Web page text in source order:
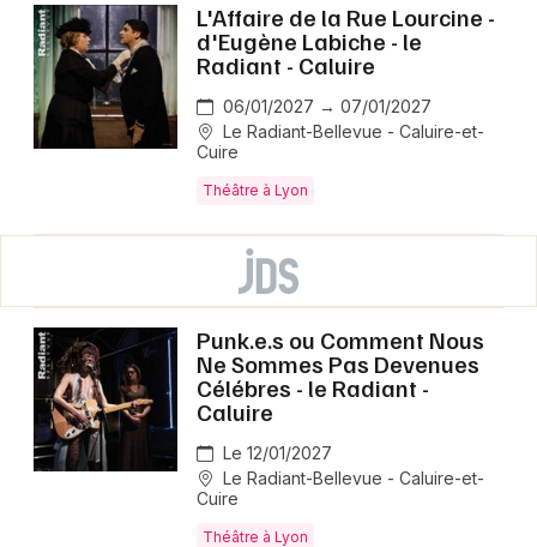
L'Affaire de la Rue Lourcine -
d'Eugène Labiche - le
Radiant - Caluire
06/01/2027 → 07/01/2027
Le Radiant-Bellevue - Caluire-et-
Cuire
Théâtre à Lyon
Punk.e.s ou Comment Nous
Ne Sommes Pas Devenues
Célébres - le Radiant -
Caluire
Le 12/01/2027
Le Radiant-Bellevue - Caluire-et-
Cuire
Théâtre à Lyon